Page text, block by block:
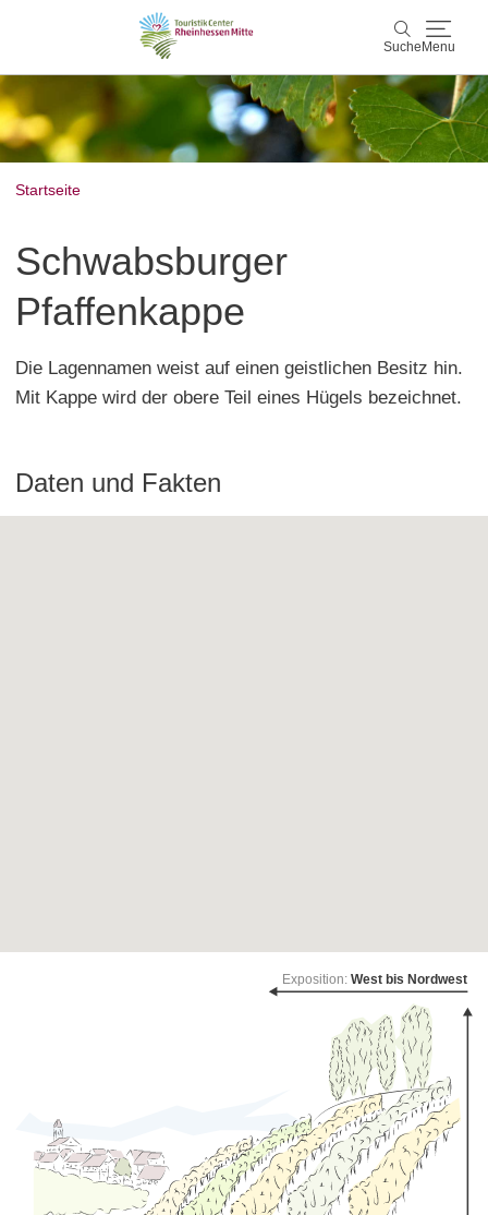
Suche Menu
Suche
Rheinhessen Mitte
Karte
Startseite
Schwabsburger
Pfaffenkappe
Die Lagennamen weist auf einen geistlichen Besitz hin.
Mit Kappe wird der obere Teil eines Hügels bezeichnet.
Daten und Fakten
Exposition: West bis Nordwest